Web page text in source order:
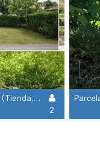
Parcela Privilège (Tienda, Caravana, Autocaravana / 1 Coche / Electricidad 16A) Con Acceso A Tv
2